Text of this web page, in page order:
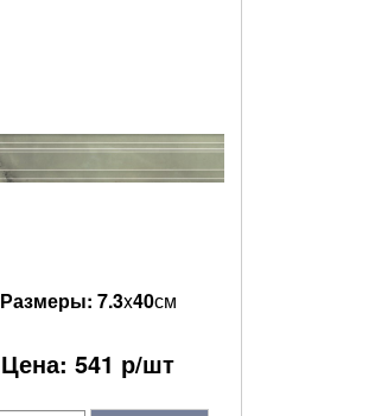
Размеры: 7.3x40см
Цена: 541 р/шт